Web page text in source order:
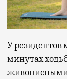
У резидентов
минутах
живописными